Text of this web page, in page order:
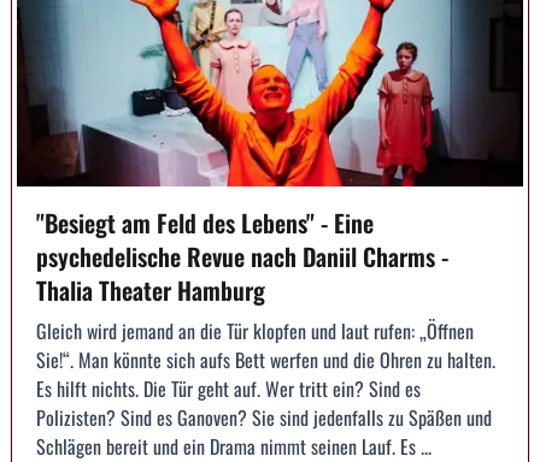
"Besiegt am Feld des Lebens" - Eine
psychedelische Revue nach Daniil Charms -
Thalia Theater Hamburg
Gleich wird jemand an die Tür klopfen und laut rufen: „Öffnen
Sie!“. Man könnte sich aufs Bett werfen und die Ohren zu halten.
Es hilft nichts. Die Tür geht auf. Wer tritt ein? Sind es
Polizisten? Sind es Ganoven? Sie sind jedenfalls zu Späßen und
Schlägen bereit und ein Drama nimmt seinen Lauf. Es ...